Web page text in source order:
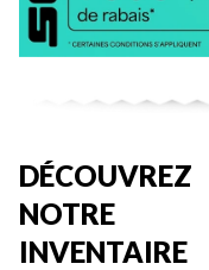
DÉCOUVREZ
NOTRE
INVENTAIRE